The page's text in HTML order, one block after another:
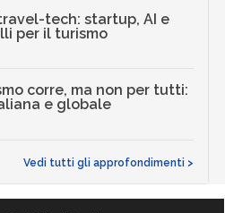
tech: startup, AI e
per il turismo
corre, ma non per tutti:
e globale
Vedi tutti gli approfondimenti >